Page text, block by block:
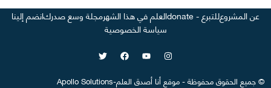
عن المشروعللتبرع - donate العلم في هذا الشهرمجلة وسع صدركانضم إلينا
سياسة الخصوصية
©جميع الحقوق محفوظة-موقع أنا أصدق العلم-
Apollo Solutions